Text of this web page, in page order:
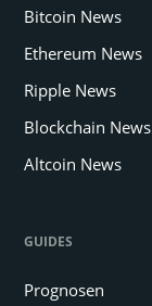
Bitcoin News
Ethereum News
Ripple News
Blockchain News
Altcoin News
GUIDES
Prognosen